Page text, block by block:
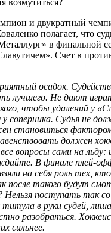
и двукратный
полагает, что
в финальной
Счет в
осадок.
лучшего. Не дают
чтобы удалений у
соперника. Судья не
становиться
должен
вопросы сами на льду:
В финале плей-
на себя роль тех,
после такого будут
Нельзя поступать так
в руки судей,
разобраться.
сильнее.